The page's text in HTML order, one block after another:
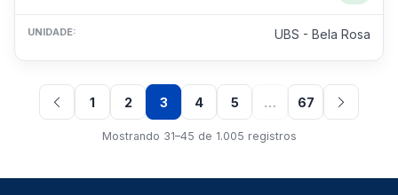
UNIDADE: UBS - Bela Rosa
1 2 3 4 5 … 67
Mostrando 31–45 de 1.005 registros